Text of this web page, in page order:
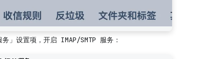
」设置项，开启 IMAP/SMTP 服务：